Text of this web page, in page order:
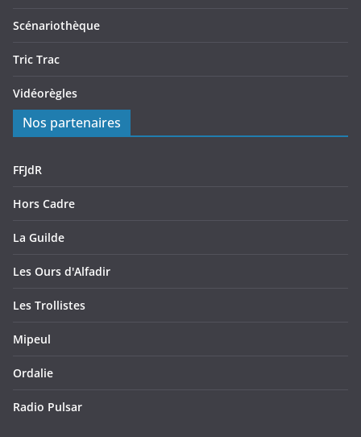
Scénariothèque
Tric Trac
Vidéorègles
Nos partenaires
FFJdR
Hors Cadre
La Guilde
Les Ours d'Alfadir
Les Trollistes
Mipeul
Ordalie
Radio Pulsar